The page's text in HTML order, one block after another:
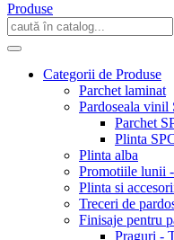
Produse
Categorii de Produse
Parchet laminat
Pardoseala vinil
Parchet
Plinta
Plinta alba
Promotiile lunii
Plinta si
Treceri de
Finisaje pentru
Praguri -